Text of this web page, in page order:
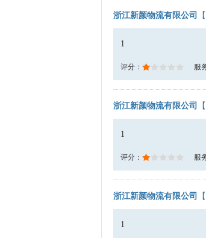
浙江新颜物流有限公司
1
评分： 服
浙江新颜物流有限公司
1
评分： 服
浙江新颜物流有限公司
1